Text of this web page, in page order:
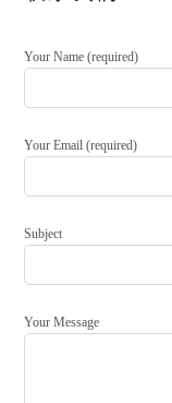
Your Name (required)
Your Email (required)
Subject
Your Message